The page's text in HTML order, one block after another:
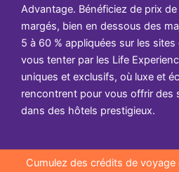
Advantage. Bénéficiez de prix
margés, bien en dessous des
5 à 60 % appliquées sur les
vous tenter par les Life
uniques et exclusifs, où luxe et
rencontrent pour vous offrir des
dans des hôtels prestigieux.
Cumulez des crédits de